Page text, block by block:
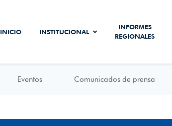
INICIO INSTITUCIONAL
INFORMES
REGIONALES
Eventos Comunicados de prensa